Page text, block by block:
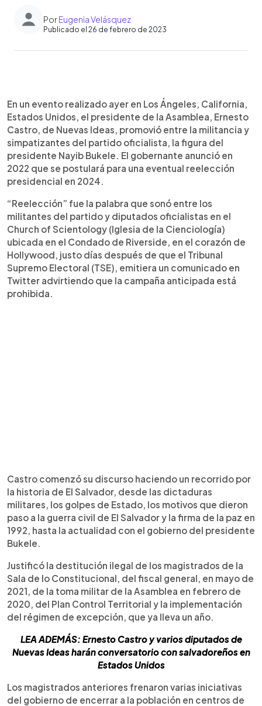
PorEugenia Velásquez
Publicado el 26 de febrero de 2023
Escuchar artículo
En un evento realizado ayer en Los Ángeles, California,
Estados Unidos, el presidente de la Asamblea, Ernesto
Castro, de Nuevas Ideas, promovió entre la militancia y
simpatizantes del partido oficialista, la figura del
presidente Nayib Bukele. El gobernante anunció en
2022 que se postulará para una eventual reelección
presidencial en 2024.
“Reelección” fue la palabra que sonó entre los
militantes del partido y diputados oficialistas en el
Church of Scientology (Iglesia de la Cienciología)
ubicada en el Condado de Riverside, en el corazón de
Hollywood, justo días después de que el Tribunal
Supremo Electoral (TSE), emitiera un comunicado en
Twitter advirtiendo que la campaña anticipada está
prohibida.
Castro comenzó su discurso haciendo un recorrido por
la historia de El Salvador, desde las dictaduras
militares, los golpes de Estado, los motivos que dieron
paso a la guerra civil de El Salvador y la firma de la paz en
1992, hasta la actualidad con el gobierno del presidente
Bukele.
Justificó la destitución ilegal de los magistrados de la
Sala de lo Constitucional, del fiscal general, en mayo de
2021, de la toma militar de la Asamblea en febrero de
2020, del Plan Control Territorial y la implementación
del régimen de excepción, que ya lleva un año.
LEA ADEMÁS: Ernesto Castro y varios diputados de
Nuevas Ideas harán conversatorio con salvadoreños en
Estados Unidos
Los magistrados anteriores frenaron varias iniciativas
del gobierno de encerrar a la población en centros de